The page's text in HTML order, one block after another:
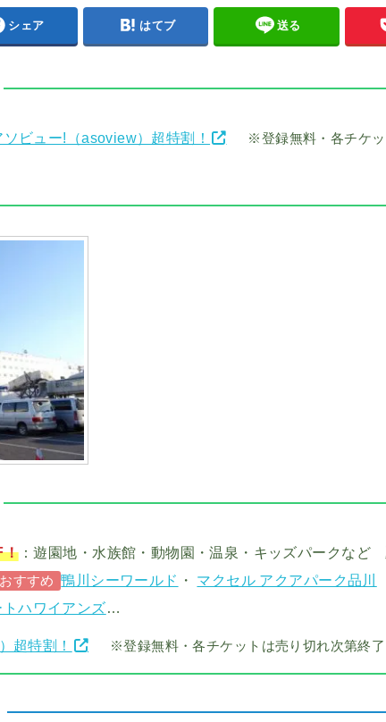
シェア はてブ 送る
ソビュー!（asoview）超特割！
※登録無料・各チケ
！ ：遊園地・水族館・動物園・温泉・キッズパークなど
おすすめ 鴨川シーワールド ・ マクセル アクアパーク品川
トハワイアンズ…
超特割！ ※登録無料・各チケットは売り切れ次第終了